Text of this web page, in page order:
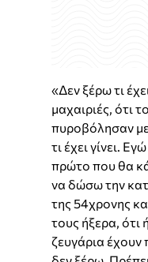
«Δεν ξέρω τι
μαχαιριές, ότι
πυροβόλησαν
τι έχει γίνει.
πρώτο που θα
να δώσω την
της 54χρονης
τους ήξερα, ότι
ζευγάρια έχουν